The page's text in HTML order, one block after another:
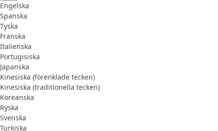
Engelska
Spanska
Tyska
Franska
Italienska
Portugisiska
Japanska
Kinesiska (förenklade tecken)
Kinesiska (traditionella tecken)
Koreanska
Ryska
Svenska
Turkiska